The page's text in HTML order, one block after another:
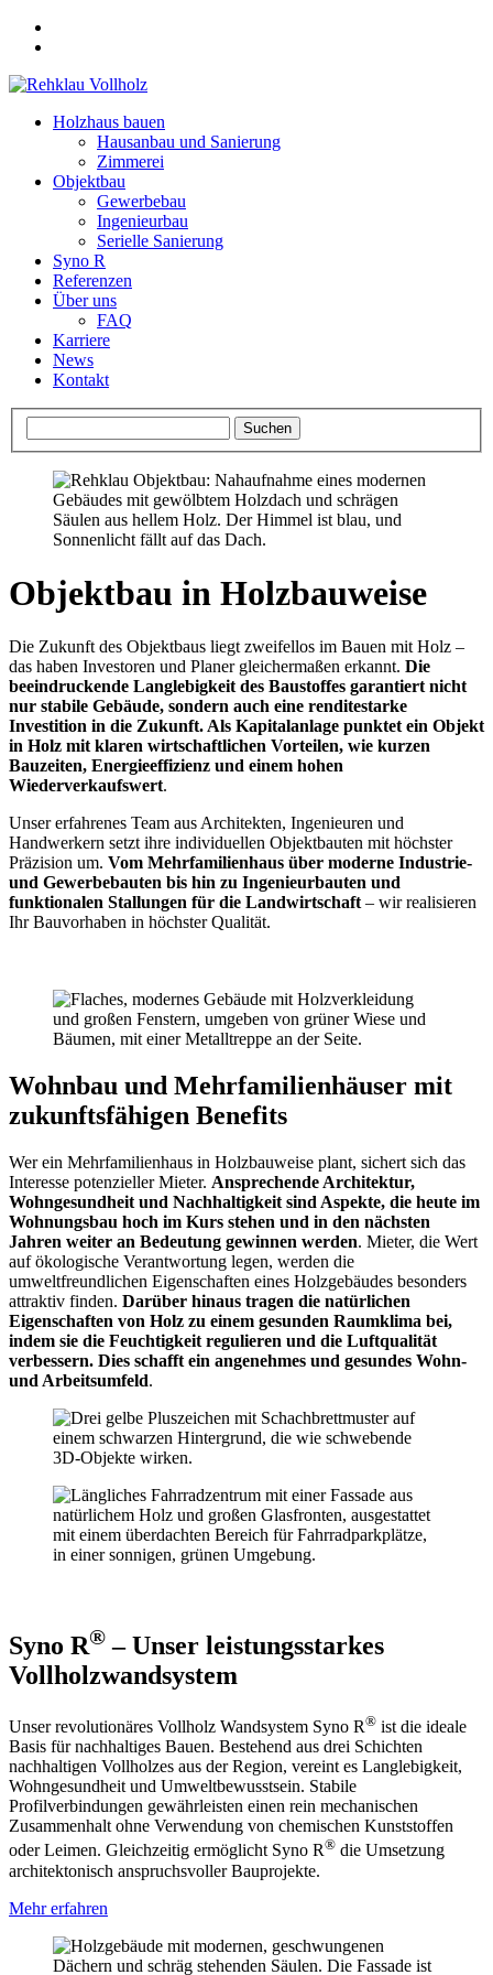
Holzhaus bauen
Hausanbau und Sanierung
Zimmerei
Objektbau
Gewerbebau
Ingenieurbau
Serielle Sanierung
Syno R
Referenzen
Über uns
FAQ
Karriere
News
Kontakt
Suchen
Objektbau in Holzbauweise
Die Zukunft des Objektbaus liegt zweifellos im Bauen mit Holz –
das haben Investoren und Planer gleichermaßen erkannt. Die
beeindruckende Langlebigkeit des Baustoffes garantiert nicht
nur stabile Gebäude, sondern auch eine renditestarke
Investition in die Zukunft. Als Kapitalanlage punktet ein Objekt
in Holz mit klaren wirtschaftlichen Vorteilen, wie kurzen
Bauzeiten, Energieeffizienz und einem hohen
Wiederverkaufswert.
Unser erfahrenes Team aus Architekten, Ingenieuren und
Handwerkern setzt ihre individuellen Objektbauten mit höchster
Präzision um. Vom Mehrfamilienhaus über moderne Industrie-
und Gewerbebauten bis hin zu Ingenieurbauten und
funktionalen Stallungen für die Landwirtschaft– wir realisieren
Ihr Bauvorhaben in höchster Qualität.
Wohnbau und Mehrfamilienhäuser mit
zukunftsfähigen Benefits
Wer ein Mehrfamilienhaus in Holzbauweise plant, sichert sich das
Interesse potenzieller Mieter. Ansprechende Architektur,
Wohngesundheit und Nachhaltigkeit sind Aspekte, die heute im
Wohnungsbau hoch im Kurs stehen und in den nächsten
Jahren weiter an Bedeutung gewinnen werden. Mieter, die Wert
auf ökologische Verantwortung legen, werden die
umweltfreundlichen Eigenschaften eines Holzgebäudes besonders
attraktiv finden. Darüber hinaus tragen die natürlichen
Eigenschaften von Holz zu einem gesunden Raumklima bei,
indem sie die Feuchtigkeit regulieren und die Luftqualität
verbessern. Dies schafft ein angenehmes und gesundes Wohn-
und Arbeitsumfeld.
Syno R® – Unser leistungsstarkes
Vollholzwandsystem
Unser revolutionäres Vollholz Wandsystem Syno R® ist die ideale
Basis für nachhaltiges Bauen. Bestehend aus drei Schichten
nachhaltigen Vollholzes aus der Region, vereint es Langlebigkeit,
Wohngesundheit und Umweltbewusstsein. Stabile
Profilverbindungen gewährleisten einen rein mechanischen
Zusammenhalt ohne Verwendung von chemischen Kunststoffen
oder Leimen. Gleichzeitig ermöglicht Syno R® die Umsetzung
architektonisch anspruchsvoller Bauprojekte.
Mehr erfahren